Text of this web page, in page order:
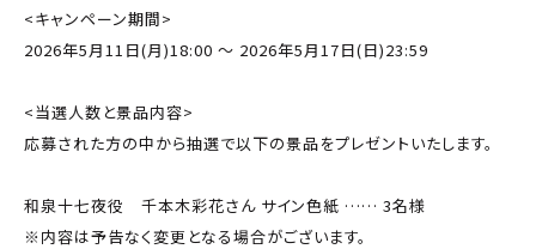
<キャンペーン期間>
2026年5月11日(月)18:00 ～ 2026年5月17日(日)23:59
<当選人数と景品内容>
応募された方の中から抽選で以下の景品をプレゼントいたします。
和泉十七夜役 千本木彩花さん サイン色紙 …… 3名様
※内容は予告なく変更となる場合がございます。